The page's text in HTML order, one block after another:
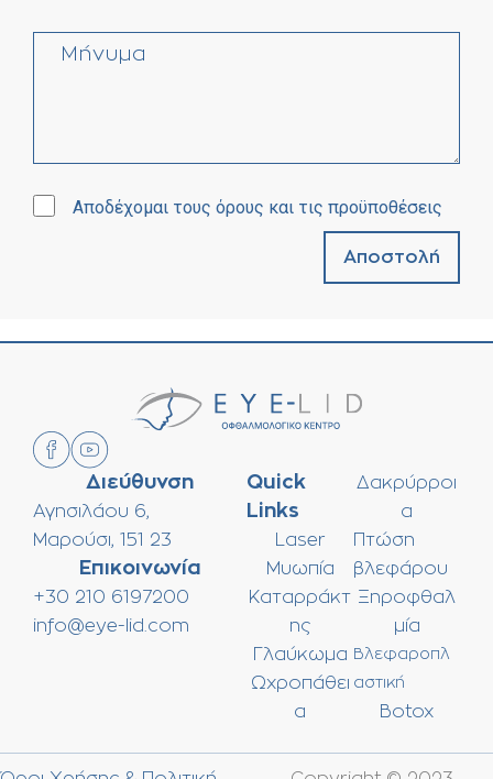
Αποδέχομαι τους όρους και τις προϋποθέσεις
Διεύθυνση
Αγησιλάου 6,
Μαρούσι, 151 23
Επικοινωνία
+30 210 6197200
info@eye-lid.com
Quick
Links
Laser
Μυωπία
Καταρράκτ
ης
Γλαύκωμα
Ωχροπάθει
α
Δακρύρροι
α
Πτώση
βλεφάρου
Ξηροφθαλ
μία
Βλεφαροπλ
αστική
Botox